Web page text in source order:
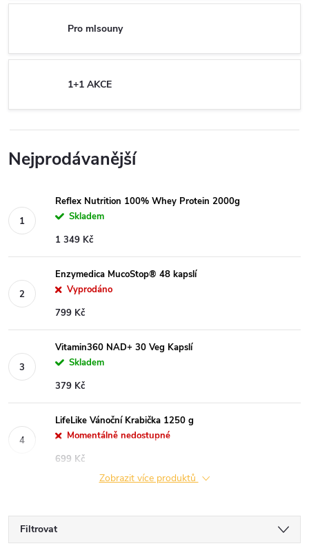
Pro mlsouny
1+1 AKCE
Nejprodávanější
Reflex Nutrition 100% Whey Protein 2000g
Skladem
1 349 Kč
Enzymedica MucoStop® 48 kapslí
Vyprodáno
799 Kč
Vitamin360 NAD+ 30 Veg Kapslí
Skladem
379 Kč
LifeLike Vánoční Krabička 1250 g
Momentálně nedostupné
699 Kč
Zobrazit více produktů
Filtrovat